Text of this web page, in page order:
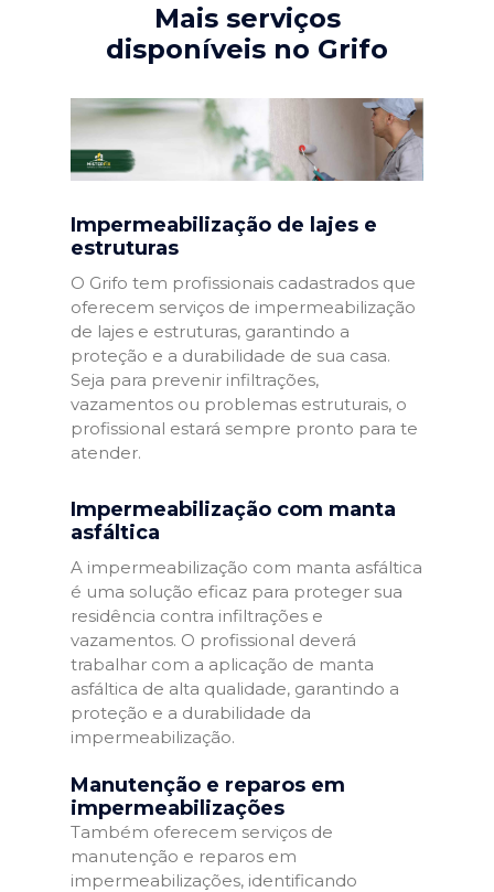
Mais serviços
disponíveis no Grifo
Impermeabilização de lajes e
estruturas
O Grifo tem profissionais cadastrados que
oferecem serviços de impermeabilização
de lajes e estruturas, garantindo a
proteção e a durabilidade de sua casa.
Seja para prevenir infiltrações,
vazamentos ou problemas estruturais, o
profissional estará sempre pronto para te
atender.
Impermeabilização com manta
asfáltica
A impermeabilização com manta asfáltica
é uma solução eficaz para proteger sua
residência contra infiltrações e
vazamentos. O profissional deverá
trabalhar com a aplicação de manta
asfáltica de alta qualidade, garantindo a
proteção e a durabilidade da
impermeabilização.
Manutenção e reparos em
impermeabilizações
Também oferecem serviços de
manutenção e reparos em
impermeabilizações, identificando